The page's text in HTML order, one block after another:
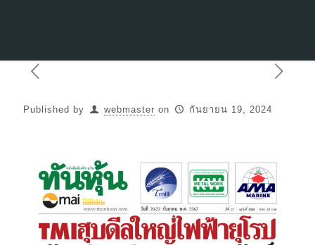
Published by webmaster on กันยายน 19, 2024